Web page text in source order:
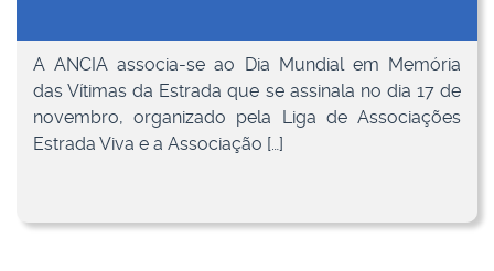
A ANCIA associa-se ao Dia Mundial em Memória
das Vítimas da Estrada que se assinala no dia 17 de
novembro, organizado pela Liga de Associações
Estrada Viva e a Associação […]